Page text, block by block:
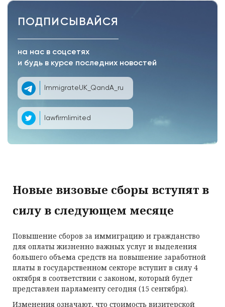
ПОДПИСЫВАЙСЯ
на нас в соцсетях
и будь в курсе последних новостей
ImmigrateUK_QandA_ru
lawfirmlimited
Новые визовые сборы вступят в
силу в следующем месяце
Повышение сборов за иммиграцию и гражданство
для оплаты жизненно важных услуг и выделения
большего объема средств на повышение заработной
платы в государственном секторе вступит в силу 4
октября в соответствии с законом, который будет
представлен парламенту сегодня (15 сентября).
Изменения означают, что стоимость визитерской